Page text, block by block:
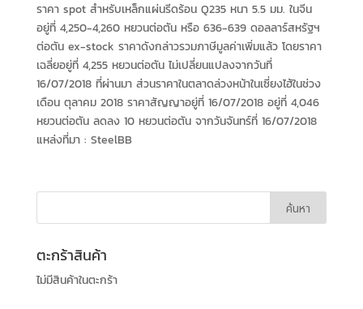
ราคา spot สำหรับเหล็กแผ่นรีดร้อน Q235 หนา 5.5 มม. ในจีน
อยู่ที่ 4,250-4,260 หยวนต่อตัน หรือ 636-639 ดอลลาร์สหรัฐฯ
ต่อตัน ex-stock ราคาดังกล่าวรวมภาษีมูลค่าเพิ่มแล้ว โดยราคา
เฉลี่ยอยู่ที่ 4,255 หยวนต่อตัน ไม่เปลี่ยนแปลงจากวันที่
16/07/2018 ที่ผ่านมา ส่วนราคาในตลาดล่วงหน้าในเซี่ยงไฮ้ในช่วง
เดือน ตุลาคม 2018 ราคาสัญญาอยู่ที่ 16/07/2018 อยู่ที่ 4,046
หยวนต่อตัน ลดลง 10 หยวนต่อตัน จากวันจันทร์ที่ 16/07/2018
แหล่งที่มา : SteelBB
ตะกร้าสินค้า
ไม่มีสินค้าในตะกร้า